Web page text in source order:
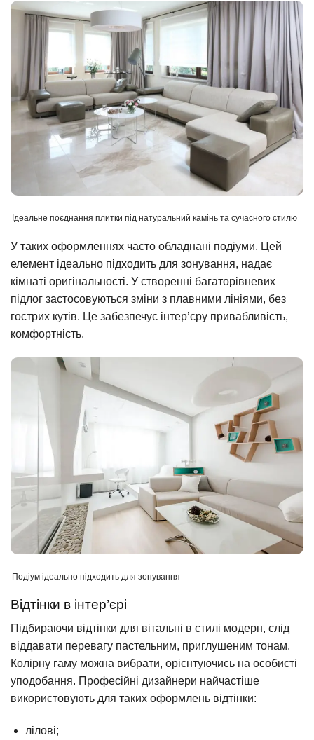
Ідеальне поєднання плитки під натуральний камінь та сучасного стилю
У таких оформленнях часто обладнані подіуми. Цей
елемент ідеально підходить для зонування, надає
кімнаті оригінальності. У створенні багаторівневих
підлог застосовуються зміни з плавними лініями, без
гострих кутів. Це забезпечує інтер’єру привабливість,
комфортність.
Подіум ідеально підходить для зонування
Відтінки в інтер’єрі
Підбираючи відтінки для вітальні в стилі модерн, слід
віддавати перевагу пастельним, приглушеним тонам.
Колірну гаму можна вибрати, орієнтуючись на особисті
уподобання. Професійні дизайнери найчастіше
використовують для таких оформлень відтінки:
лілові;